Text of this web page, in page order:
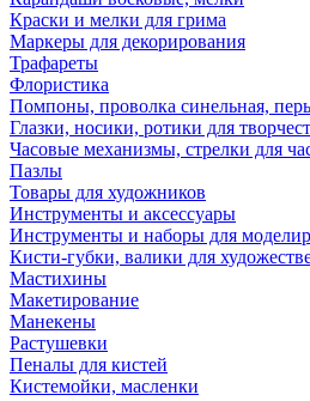
Краски и мелки для грима
Маркеры для декорирования
Трафареты
Флористика
Помпоны, проволка синельная,
Глазки, носики, ротики для
Часовые механизмы, стрелки для
Пазлы
Товары для художников
Инструменты и аксессуары
Инструменты и наборы для
Кисти-губки, валики для
Мастихины
Макетирование
Манекены
Растушевки
Пеналы для кистей
Кистемойки, масленки